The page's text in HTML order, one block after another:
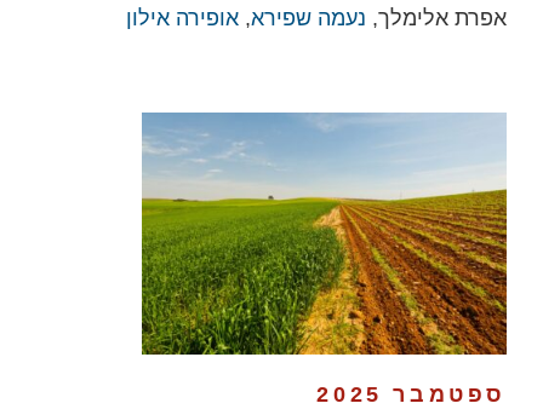
אפרת אלימלך, נעמה שפירא, אופירה אילון
ספטמבר 2025